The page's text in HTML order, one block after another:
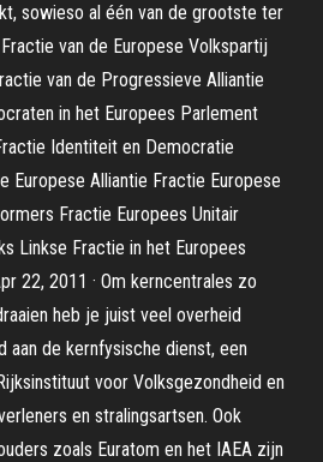
sowieso al één van de grootste ter
van de Europese Volkspartij
van de Progressieve Alliantie
in het Europees Parlement
Identiteit en Democratie
Europese Alliantie Fractie Europese
Fractie Europees Unitair
Linkse Fractie in het Europees
22, 2011 · Om kerncentrales zo
heb je juist veel overheid
aan de kernfysische dienst, een
voor Volksgezondheid en
en stralingsartsen. Ook
zoals Euratom en het IAEA zijn